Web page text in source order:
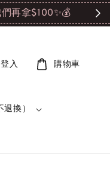
換）
登入 購物車